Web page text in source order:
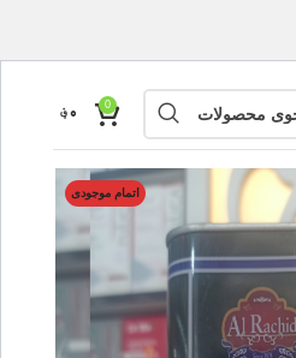
0 ۰؋
اتمام موجودی